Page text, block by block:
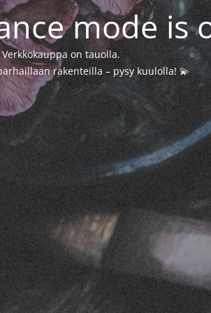
mode is
on tauolla.
rakenteilla – pysy kuulolla! 💫